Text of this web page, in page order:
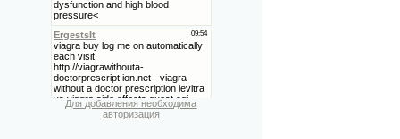
Для добавления необходима
авторизация